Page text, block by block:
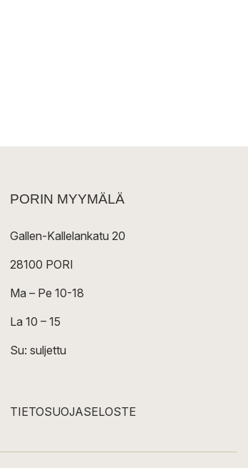
PORIN MYYMÄLÄ
Gallen-Kallelankatu 20
28100 PORI
Ma – Pe 10-18
La 10 – 15
Su: suljettu
TIETOSUOJASELOSTE